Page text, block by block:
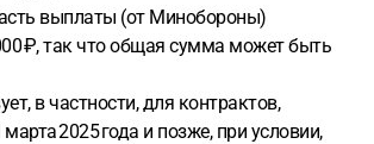
выплаты (от Минобороны)
₽, так что общая сумма может быть
в частности, для контрактов,
2025 года и позже, при условии,